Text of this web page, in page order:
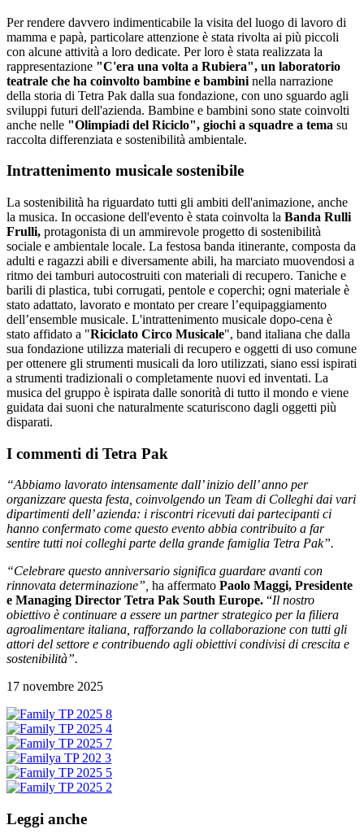
Per rendere davvero indimenticabile la visita del luogo di lavoro di
mamma e papà, particolare attenzione è stata rivolta ai più piccoli
con alcune attività a loro dedicate. Per loro è stata realizzata la
rappresentazione "C'era una volta a Rubiera", un laboratorio
teatrale che ha coinvolto bambine e bambini nella narrazione
della storia di Tetra Pak dalla sua fondazione, con uno sguardo agli
sviluppi futuri dell'azienda. Bambine e bambini sono state coinvolti
anche nelle "Olimpiadi del Riciclo", giochi a squadre a tema su
raccolta differenziata e sostenibilità ambientale.
Intrattenimento musicale sostenibile
La sostenibilità ha riguardato tutti gli ambiti dell'animazione, anche
la musica. In occasione dell'evento è stata coinvolta la Banda Rulli
Frulli, protagonista di un ammirevole progetto di sostenibilità
sociale e ambientale locale. La festosa banda itinerante, composta da
adulti e ragazzi abili e diversamente abili, ha marciato muovendosi a
ritmo dei tamburi autocostruiti con materiali di recupero. Taniche e
barili di plastica, tubi corrugati, pentole e coperchi; ogni materiale è
stato adattato, lavorato e montato per creare l’equipaggiamento
dell’ensemble musicale. L'intrattenimento musicale dopo-cena è
stato affidato a "Riciclato Circo Musicale", band italiana che dalla
sua fondazione utilizza materiali di recupero e oggetti di uso comune
per ottenere gli strumenti musicali da loro utilizzati, siano essi ispirati
a strumenti tradizionali o completamente nuovi ed inventati. La
musica del gruppo è ispirata dalle sonorità di tutto il mondo e viene
guidata dai suoni che naturalmente scaturiscono dagli oggetti più
disparati.
I commenti di Tetra Pak
“Abbiamo lavorato intensamente dall’ inizio dell’ anno per
organizzare questa festa, coinvolgendo un Team di Colleghi dai vari
dipartimenti dell’ azienda: i riscontri ricevuti dai partecipanti ci
hanno confermato come questo evento abbia contribuito a far
sentire tutti noi colleghi parte della grande famiglia Tetra Pak”.
“Celebrare questo anniversario significa guardare avanti con
rinnovata determinazione”, ha affermato Paolo Maggi, Presidente
e Managing Director Tetra Pak South Europe. “Il nostro
obiettivo è continuare a essere un partner strategico per la filiera
agroalimentare italiana, rafforzando la collaborazione con tutti gli
attori del settore e contribuendo agli obiettivi condivisi di crescita e
sostenibilità”.
17 novembre 2025
Leggi anche